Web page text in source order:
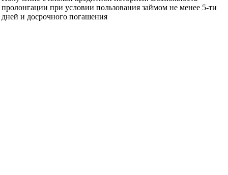
пролонгации при условии пользования займом не менее 5-ти
дней и досрочного погашения